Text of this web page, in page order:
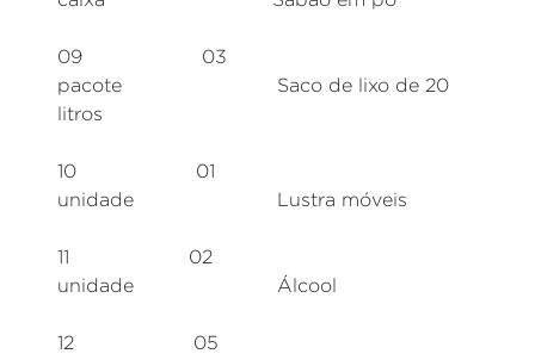
09 03
pacote Saco de lixo de 20
litros
10 01
unidade Lustra móveis
11 02
unidade Álcool
12 05